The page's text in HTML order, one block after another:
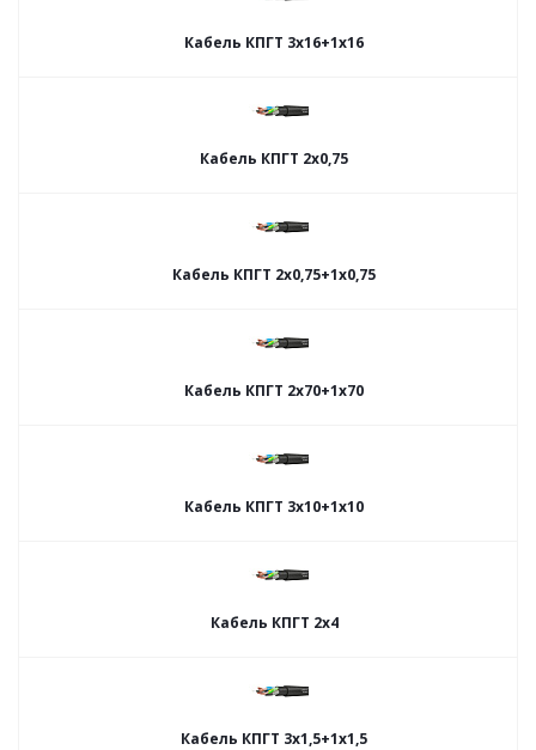
Кабель КПГТ 3х16+1х16
Кабель КПГТ 2х0,75
Кабель КПГТ 2х0,75+1х0,75
Кабель КПГТ 2х70+1х70
Кабель КПГТ 3х10+1х10
Кабель КПГТ 2х4
Кабель КПГТ 3х1,5+1х1,5